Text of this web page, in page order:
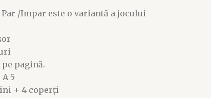
Par /Impar este o variantă a jocului
pagină.
5
+ 4 coperți